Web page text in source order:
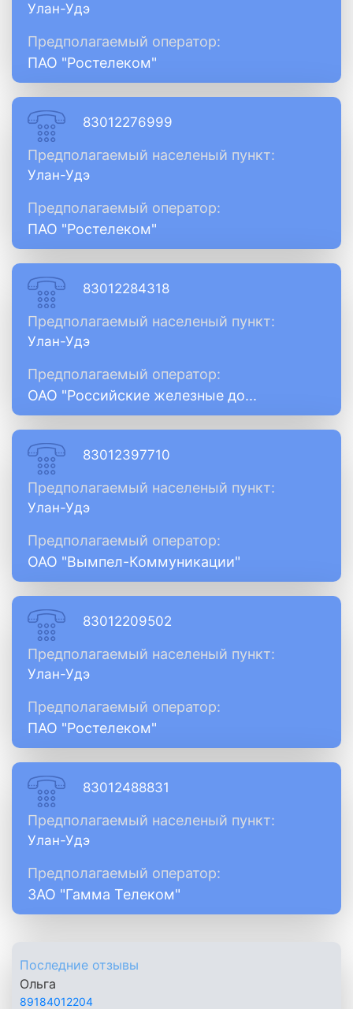
Улан-Удэ
Предполагаемый оператор:
ПАО "Ростелеком"
83012276999
Предполагаемый населеный пункт:
Улан-Удэ
Предполагаемый оператор:
ПАО "Ростелеком"
83012284318
Предполагаемый населеный пункт:
Улан-Удэ
Предполагаемый оператор:
ОАО "Российские железные до...
83012397710
Предполагаемый населеный пункт:
Улан-Удэ
Предполагаемый оператор:
ОАО "Вымпел-Коммуникации"
83012209502
Предполагаемый населеный пункт:
Улан-Удэ
Предполагаемый оператор:
ПАО "Ростелеком"
83012488831
Предполагаемый населеный пункт:
Улан-Удэ
Предполагаемый оператор:
ЗАО "Гамма Телеком"
Последние отзывы
Ольга
89184012204